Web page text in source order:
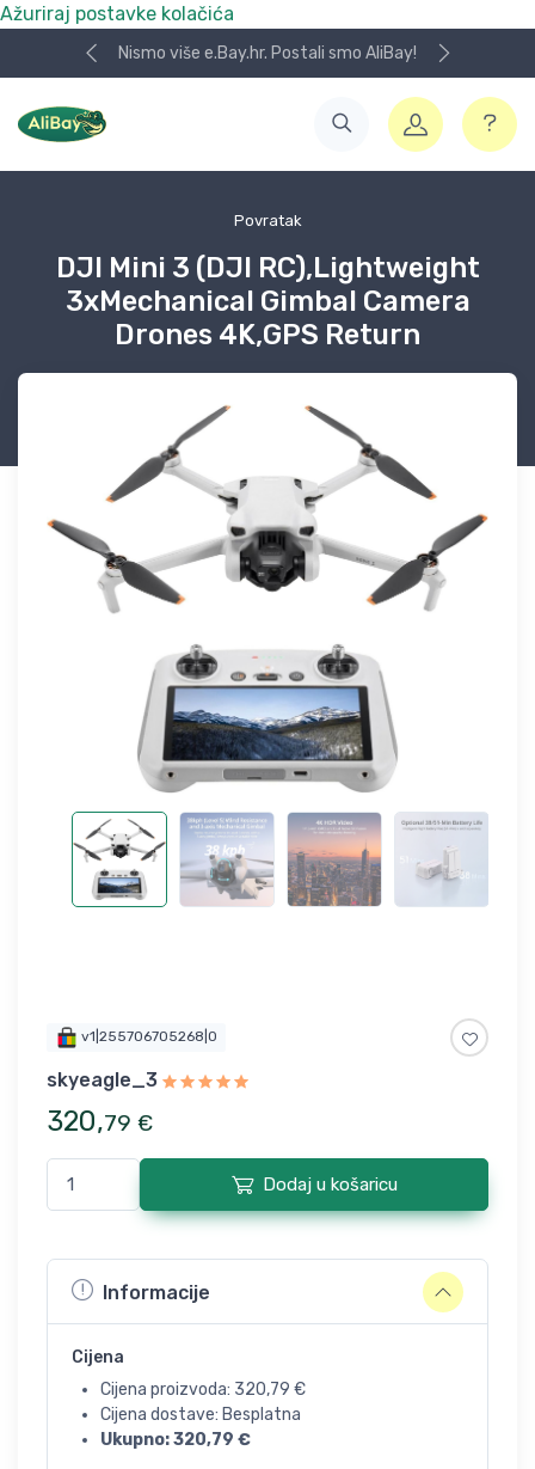
Ažuriraj postavke kolačića
Nismo više e.Bay.hr. Postali smo AliBay!
Povratak
DJI Mini 3 (DJI RC),Lightweight
3xMechanical Gimbal Camera
Drones 4K,GPS Return
v1|255706705268|0
skyeagle_3
320,79 €
Dodaj u košaricu
Informacije
Cijena
Cijena proizvoda: 320,79 €
Cijena dostave: Besplatna
Ukupno:320,79 €